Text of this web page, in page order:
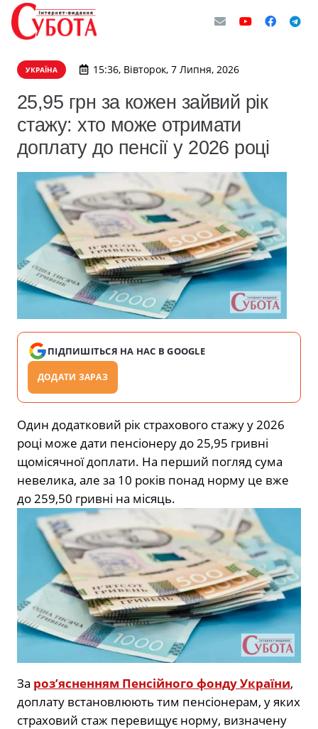
УКРАЇНА 15:36, Вівторок, 7 Липня, 2026
25,95 грн за кожен зайвий рік
стажу: хто може отримати
доплату до пенсії у 2026 році
ПІДПИШІТЬСЯ НА НАС В GOOGLE
ДОДАТИ ЗАРАЗ
Один додатковий рік страхового стажу у 2026
році може дати пенсіонеру до 25,95 гривні
щомісячної доплати. На перший погляд сума
невелика, але за 10 років понад норму це вже
до 259,50 гривні на місяць.
За роз’ясненням Пенсійного фонду України,
доплату встановлюють тим пенсіонерам, у яких
страховий стаж перевищує норму, визначену